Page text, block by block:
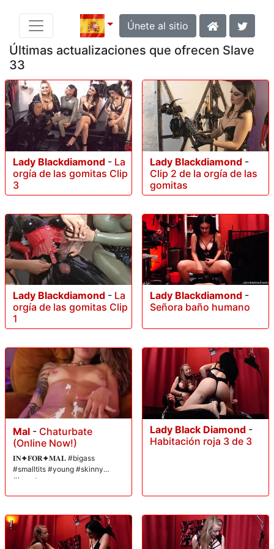
Únete al sitio
Últimas actualizaciones que ofrecen Slave
33
Lady Blackdiamond - La
orgía de las gomitas Clip
3
Lady Blackdiamond -
Clip 2 de la orgía de las
gomitas
Lady Blackdiamond - La
orgía de las gomitas Clip
1
Lady Blackdiamond -
Señora baño humano
Mal - Chaturbate
(Online Now!)
𝐈𝐍✦𝐅𝐎𝐑✦𝐌𝐀𝐋 #bigass
#smalltits #young #skinny
#beauty
Lady Black Diamond -
Habitación roja 3 de 3